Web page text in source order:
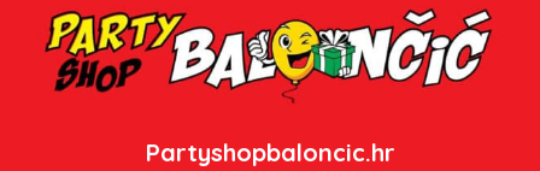
Partyshopbaloncic.hr